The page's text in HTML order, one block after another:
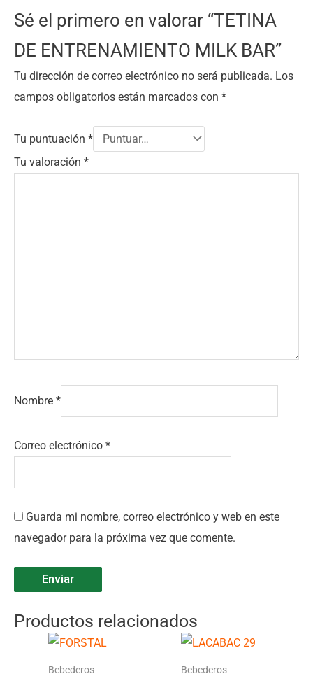
Sé el primero en valorar “TETINA
DE ENTRENAMIENTO MILK BAR”
Tu dirección de correo electrónico no será publicada. Los
campos obligatorios están marcados con *
Tu puntuación *
Tu valoración *
Nombre *
Correo electrónico *
Guarda mi nombre, correo electrónico y web en este
navegador para la próxima vez que comente.
Productos relacionados
Bebederos Bebederos